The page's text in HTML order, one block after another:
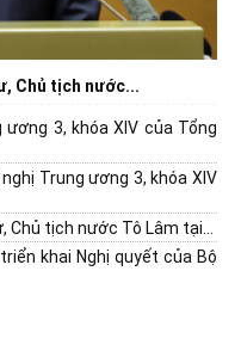
Chủ tịch nước...
3, khóa XIV của Tổng
Trung ương 3, khóa XIV
tịch nước Tô Lâm tại...
khai Nghị quyết của Bộ